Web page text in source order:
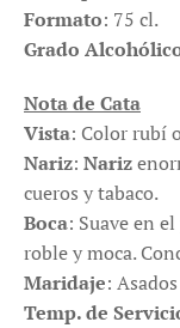
Formato: 75 cl.
Grado
Nota de Cata
Vista: Color rubí
Nariz: Nariz
cueros y tabaco.
Boca: Suave en
roble y moca.
Maridaje:
Temp. de